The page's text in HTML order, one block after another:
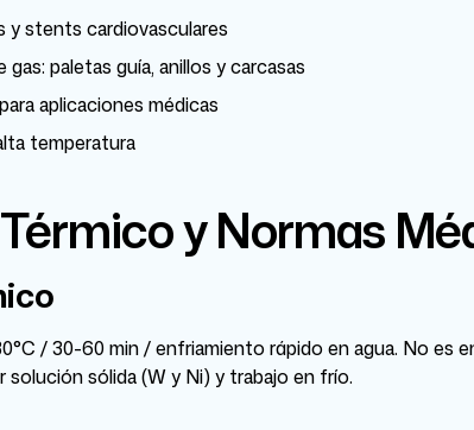
y stents cardiovasculares
paletas guía, anillos y carcasas
aplicaciones médicas
temperatura
y Normas
/ 30-60 min / enfriamiento rápido en agua. No
sólida (W y Ni) y trabajo en frío.